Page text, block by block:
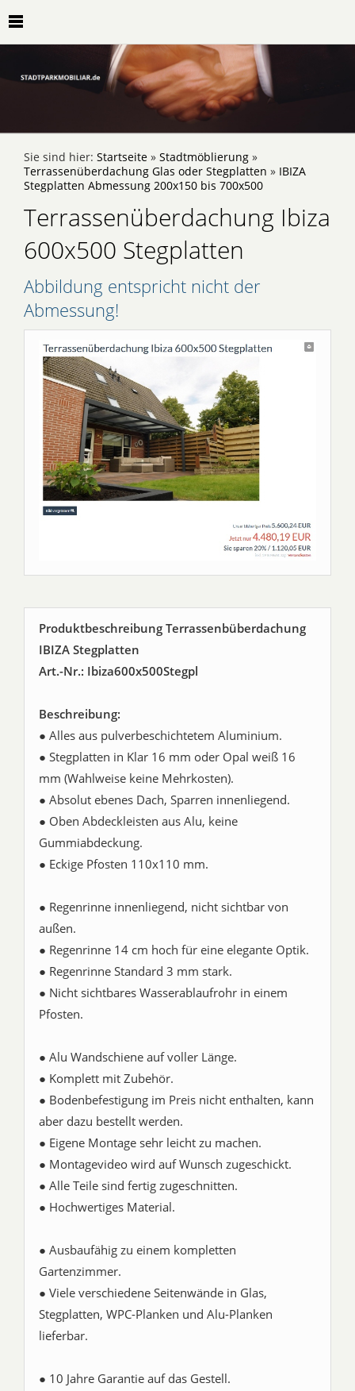
Sie sind hier: Startseite » Stadtmöblierung »
Terrassenüberdachung Glas oder Stegplatten » IBIZA
Stegplatten Abmessung 200x150 bis 700x500
Terrassenüberdachung Ibiza
600x500 Stegplatten
Abbildung entspricht nicht der
Abmessung!
Produktbeschreibung Terrassenbüberdachung
IBIZA Stegplatten
Art.-Nr.: Ibiza600x500Stegpl
Beschreibung:
● Alles aus pulverbeschichtetem Aluminium.
● Stegplatten in Klar 16 mm oder Opal weiß 16
mm (Wahlweise keine Mehrkosten).
● Absolut ebenes Dach, Sparren innenliegend.
● Oben Abdeckleisten aus Alu, keine
Gummiabdeckung.
● Eckige Pfosten 110x110 mm.
● Regenrinne innenliegend, nicht sichtbar von
außen.
● Regenrinne 14 cm hoch für eine elegante Optik.
● Regenrinne Standard 3 mm stark.
● Nicht sichtbares Wasserablaufrohr in einem
Pfosten.
● Alu Wandschiene auf voller Länge.
● Komplett mit Zubehör.
● Bodenbefestigung im Preis nicht enthalten, kann
aber dazu bestellt werden.
● Eigene Montage sehr leicht zu machen.
● Montagevideo wird auf Wunsch zugeschickt.
● Alle Teile sind fertig zugeschnitten.
● Hochwertiges Material.
● Ausbaufähig zu einem kompletten
Gartenzimmer.
● Viele verschiedene Seitenwände in Glas,
Stegplatten, WPC-Planken und Alu-Planken
lieferbar.
● 10 Jahre Garantie auf das Gestell.